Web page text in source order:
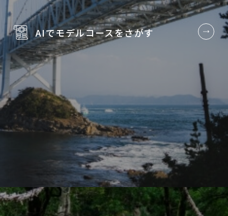
AIでモデルコースをさがす